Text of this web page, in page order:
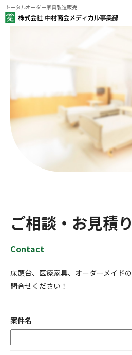
トータルオーダー家具製造販売
ご相談・お見積り
Contact
床頭台、医療家具、オーダーメイドの
問合せください！
案件名